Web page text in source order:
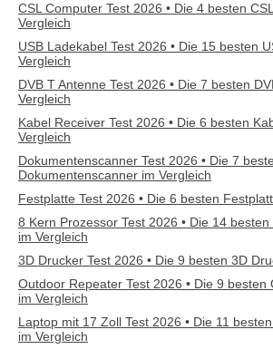
CSL Computer Test 2026 • Die 4 besten
Vergleich
USB Ladekabel Test 2026 • Die 15 besten
Vergleich
DVB T Antenne Test 2026 • Die 7 besten
Vergleich
Kabel Receiver Test 2026 • Die 6 besten
Vergleich
Dokumentenscanner Test 2026 • Die 7
Dokumentenscanner im Vergleich
Festplatte Test 2026 • Die 6 besten
8 Kern Prozessor Test 2026 • Die 14
im Vergleich
3D Drucker Test 2026 • Die 9 besten 3D
Outdoor Repeater Test 2026 • Die 9 besten
im Vergleich
Laptop mit 17 Zoll Test 2026 • Die 11
im Vergleich